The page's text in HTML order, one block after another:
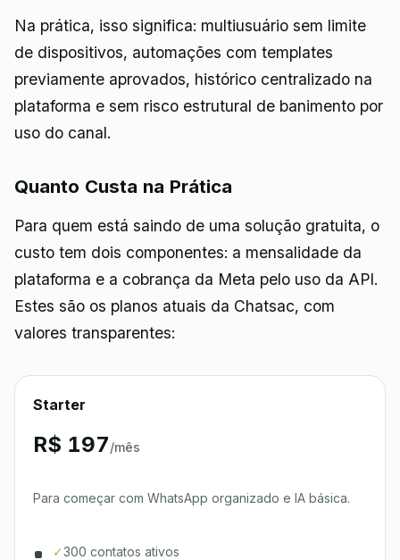
Na prática, isso significa: multiusuário sem limite
de dispositivos, automações com templates
previamente aprovados, histórico centralizado na
plataforma e sem risco estrutural de banimento por
uso do canal.
Quanto Custa na Prática
Para quem está saindo de uma solução gratuita, o
custo tem dois componentes: a mensalidade da
plataforma e a cobrança da Meta pelo uso da API.
Estes são os planos atuais da Chatsac, com
valores transparentes:
Starter
R$ 197/mês
Para começar com WhatsApp organizado e IA básica.
✓300 contatos ativos